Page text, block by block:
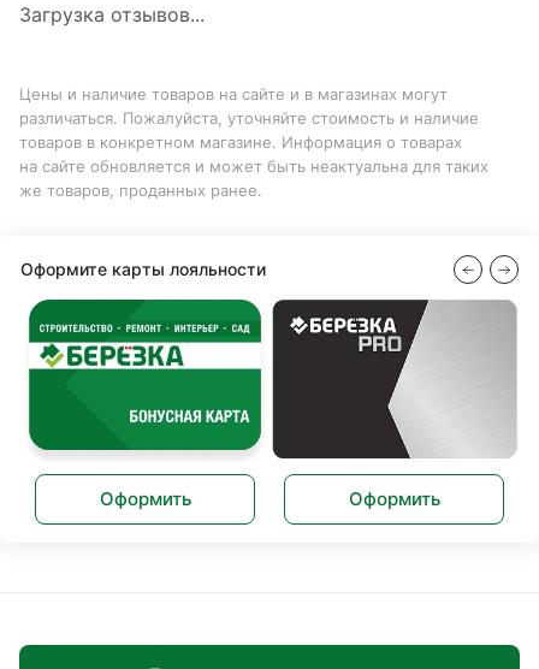
Загрузка отзывов...
Цены и наличие товаров на сайте и в магазинах могут
различаться. Пожалуйста, уточняйте стоимость и наличие
товаров в конкретном магазине. Информация о товарах
на сайте обновляется и может быть неактуальна для таких
же товаров, проданных ранее.
Оформите карты лояльности
Оформить Оформить